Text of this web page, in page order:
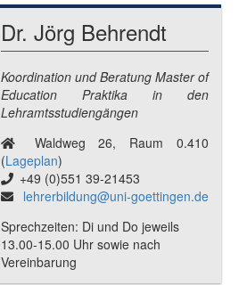
Dr. Jörg Behrendt
Koordination und Beratung Master of
Education Praktika in den
Lehramtsstudiengängen
Waldweg 26, Raum 0.410
(Lageplan)
+49 (0)551 39-21453
lehrerbildung@uni-goettingen.de
Sprechzeiten: Di und Do jeweils
13.00-15.00 Uhr sowie nach
Vereinbarung